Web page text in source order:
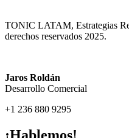
TONIC LATAM, Estrategias
derechos reservados 2025.
Jaros Roldán
Desarrollo Comercial
+1 236 880 9295